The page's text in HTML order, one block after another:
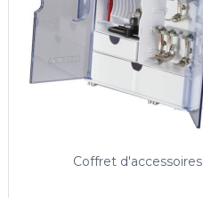
Coffret d'accessoires